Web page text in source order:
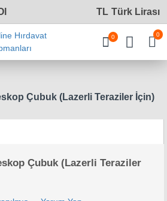
TL Türk Lirası
0 0
Çubuk (Lazerli Teraziler İçin)
Çubuk (Lazerli Teraziler